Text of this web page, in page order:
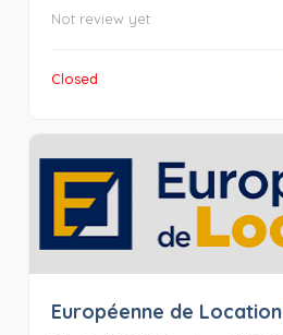
Not review yet
Closed
Européenne de Location